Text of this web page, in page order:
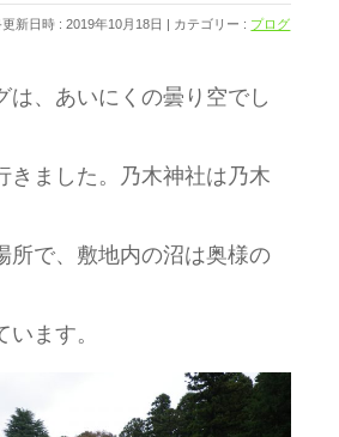
更新日時 : 2019年10月18日 カテゴリー : プログ
は、あいにくの曇り空でし
きました。乃木神社は乃木
所で、敷地内の沼は奥様の
います。